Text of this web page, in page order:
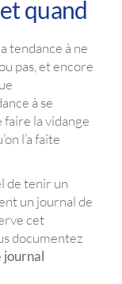
quand
tendance à ne
pas, et encore
à se
faire la vidange
l’a faite
de tenir un
un journal de
cet
documentez
journal